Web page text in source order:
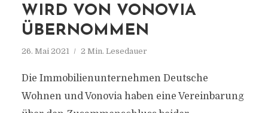
WIRD VON VONOVIA
ÜBERNOMMEN
26. Mai 2021 2 Min. Lesedauer
Die Immobilienunternehmen Deutsche
Wohnen und Vonovia haben eine Vereinbarung